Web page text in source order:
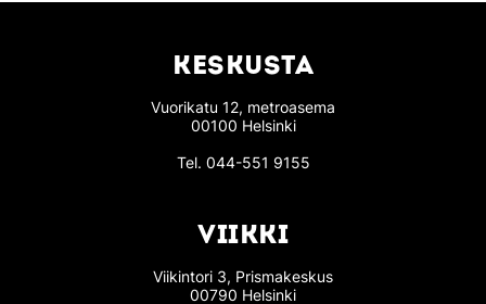
KESKUSTA
Vuorikatu 12, metroasema
00100 Helsinki
Tel. 044-551 9155
VIIKKI
Viikintori 3, Prismakeskus
00790 Helsinki